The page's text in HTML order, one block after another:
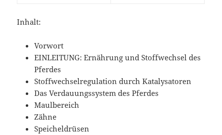
Inhalt:
Vorwort
EINLEITUNG: Ernährung und Stoffwechsel des
Pferdes
Stoffwechselregulation durch Katalysatoren
Das Verdauungssystem des Pferdes
Maulbereich
Zähne
Speicheldrüsen